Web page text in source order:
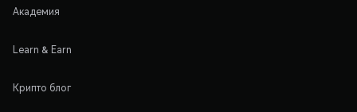
Академия
Learn & Earn
Крипто блог